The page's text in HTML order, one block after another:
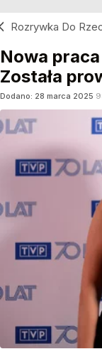
Rozrywka Do
Nowa
Została
Dodano: 28 marca 2025